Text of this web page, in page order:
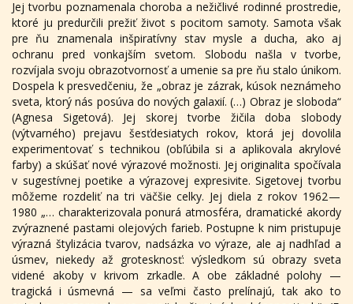
Jej tvorbu poznamenala choroba a nežičlivé rodinné prostredie,
ktoré ju predurčili prežiť život s pocitom samoty. Samota však
pre ňu znamenala inšpiratívny stav mysle a ducha, ako aj
ochranu pred vonkajším svetom. Slobodu našla v tvorbe,
rozvíjala svoju obrazotvornosť a umenie sa pre ňu stalo únikom.
Dospela k presvedčeniu, že „obraz je zázrak, kúsok neznámeho
sveta, ktorý nás posúva do nových galaxií. (…) Obraz je sloboda“
(Agnesa Sigetová). Jej skorej tvorbe žičila doba slobody
(výtvarného) prejavu šesťdesiatych rokov, ktorá jej dovolila
experimentovať s technikou (obľúbila si a aplikovala akrylové
farby) a skúšať nové výrazové možnosti. Jej originalita spočívala
v sugestívnej poetike a výrazovej expresivite. Sigetovej tvorbu
môžeme rozdeliť na tri väčšie celky. Jej diela z rokov 1962 —
1980 „… charakterizovala ponurá atmosféra, dramatické akordy
zvýraznené pastami olejových farieb. Postupne k nim pristupuje
výrazná štylizácia tvarov, nadsázka vo výraze, ale aj nadhľad a
úsmev, niekedy až grotesknosť: výsledkom sú obrazy sveta
videné akoby v krivom zrkadle. A obe základné polohy —
tragická i úsmevná — sa veľmi často prelínajú, tak ako to